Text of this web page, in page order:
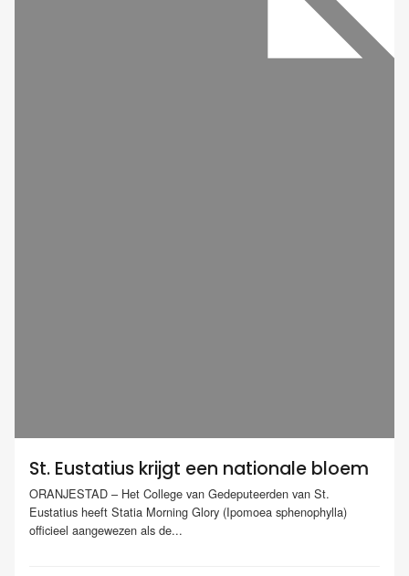
St. Eustatius krijgt een nationale bloem
ORANJESTAD – Het College van Gedeputeerden van St.
Eustatius heeft Statia Morning Glory (Ipomoea sphenophylla)
officieel aangewezen als de...